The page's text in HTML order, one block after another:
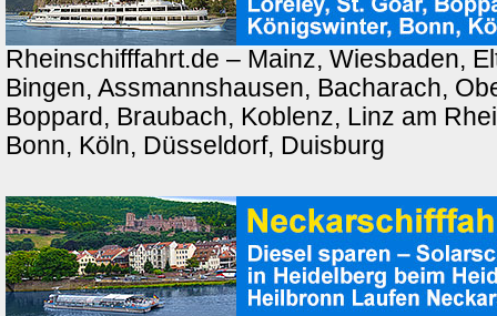
Rheinschifffahrt.de – Mainz, Wiesbaden,
Bingen, Assmannshausen, Bacharach,
Boppard, Braubach, Koblenz, Linz am
Bonn, Köln, Düsseldorf, Duisburg